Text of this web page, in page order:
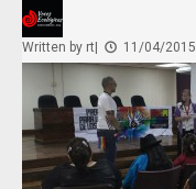
Written by rt 11/04/2015